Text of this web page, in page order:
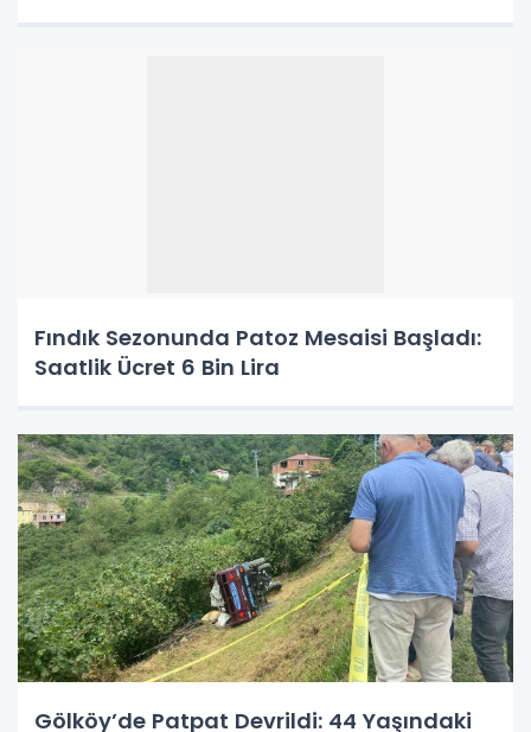
Fındık Sezonunda Patoz Mesaisi Başladı:
Saatlik Ücret 6 Bin Lira
Gölköy’de Patpat Devrildi: 44 Yaşındaki